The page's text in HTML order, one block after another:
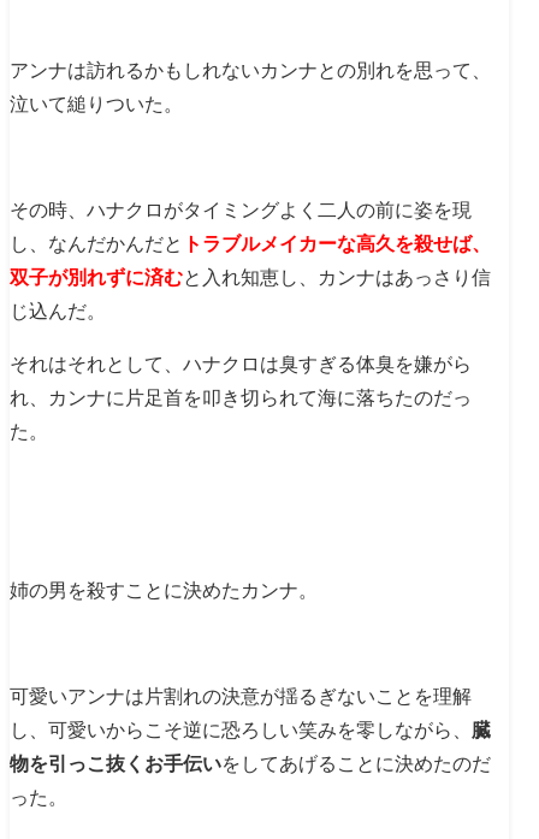
アンナは訪れるかもしれないカンナとの別れを思って、
泣いて縋りついた。
その時、ハナクロがタイミングよく二人の前に姿を現
し、なんだかんだと トラブルメイカーな高久を殺せば、
双子が別れずに済むと入れ知恵し、カンナはあっさり信
じ込んだ。
それはそれとして、ハナクロは臭すぎる体臭を嫌がら
れ、カンナに片足首を叩き切られて海に落ちたのだっ
た。
姉の男を殺すことに決めたカンナ。
可愛いアンナは片割れの決意が揺るぎないことを理解
し、可愛いからこそ逆に恐ろしい笑みを零しながら、 臓
物を引っこ抜くお手伝いをしてあげることに決めたのだ
った。